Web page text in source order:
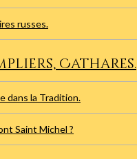
russes.
Cathares.
dans la Tradition.
Saint Michel ?